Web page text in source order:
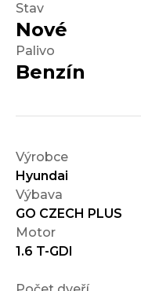
Stav
Nové
Palivo
Benzín
Výrobce
Hyundai
Výbava
GO CZECH PLUS
Motor
1.6 T-GDI